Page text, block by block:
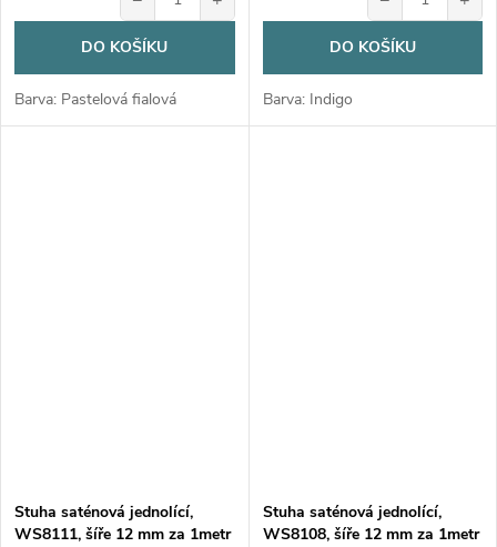
DO KOŠÍKU
Barva: Pastelová fialová
DO KOŠÍKU
Barva: Indigo
Stuha saténová jednolící,
WS8111, šíře 12 mm za 1metr
Stuha saténová jednolící,
WS8108, šíře 12 mm za 1metr